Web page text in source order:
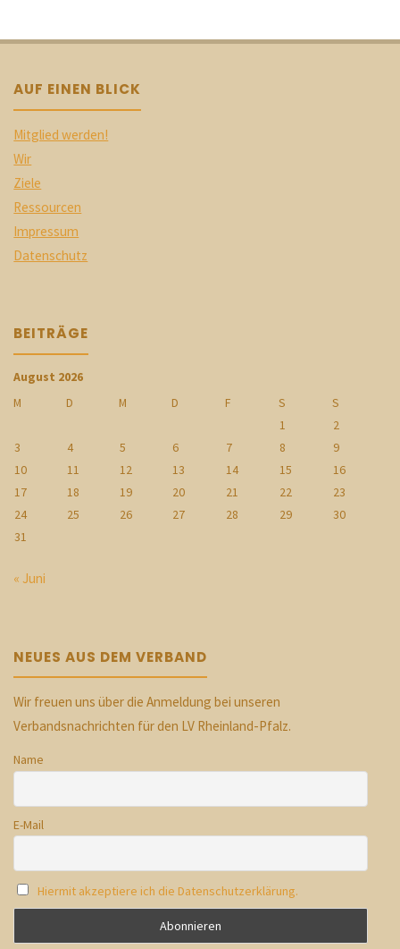
AUF EINEN BLICK
Mitglied werden!
Wir
Ziele
Ressourcen
Impressum
Datenschutz
BEITRÄGE
August 2026
M
D M D F S
S
1
2
3
4 5 6 7 8
9
10
11 12 13 14 15
16
17
18 19 20 21 22
23
24
25 26 27 28 29
30
31
« Juni
NEUES AUS DEM VERBAND
Wir freuen uns über die Anmeldung bei unseren
Verbandsnachrichten für den LV Rheinland-Pfalz.
Name
E-Mail
Hiermit akzeptiere ich die Datenschutzerklärung.